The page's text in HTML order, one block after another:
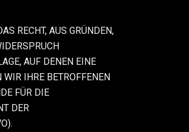
RECHT, AUS GRÜNDEN,
AUF DENEN EINE
WIR IHRE BETROFFENEN
FÜR DIE
DER